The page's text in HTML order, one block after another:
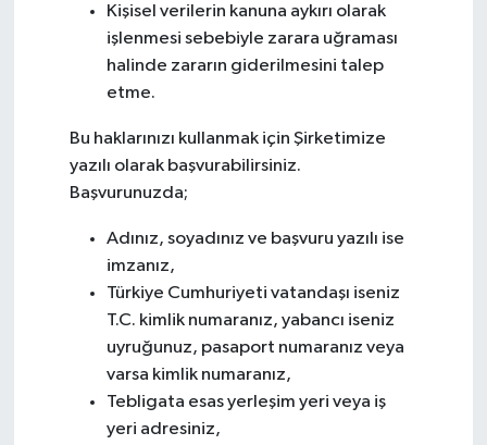
Kişisel verilerin kanuna aykırı olarak
işlenmesi sebebiyle zarara uğraması
halinde zararın giderilmesini talep
etme.
Bu haklarınızı kullanmak için Şirketimize
yazılı olarak başvurabilirsiniz.
Başvurunuzda;
Adınız, soyadınız ve başvuru yazılı ise
imzanız,
Türkiye Cumhuriyeti vatandaşı iseniz
T.C. kimlik numaranız, yabancı iseniz
uyruğunuz, pasaport numaranız veya
varsa kimlik numaranız,
Tebligata esas yerleşim yeri veya iş
yeri adresiniz,